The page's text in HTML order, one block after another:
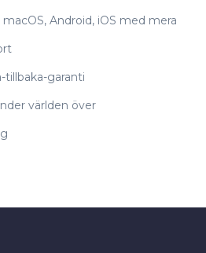
Android, iOS med mera
tillbaka-garanti
världen över